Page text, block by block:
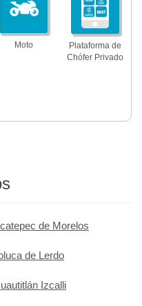
Moto
Plataforma de
Chófer Privado
de Morelos
de Lerdo
Izcalli